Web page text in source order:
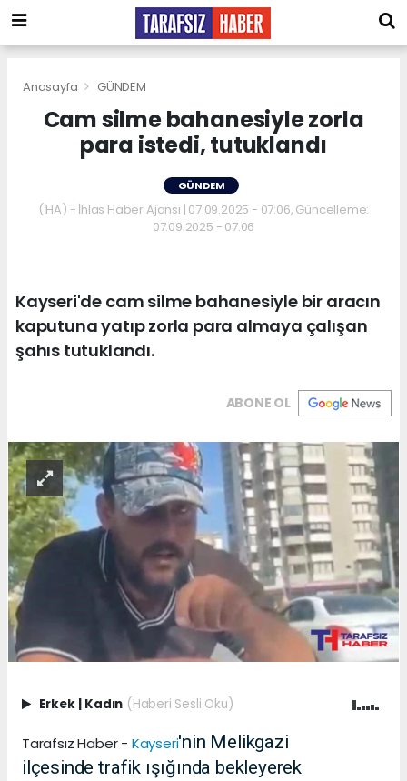
Anasayfa GÜNDEM
Cam silme bahanesiyle zorla
para istedi, tutuklandı
GÜNDEM
(İHA) - İhlas Haber Ajansı | 07.09.2025 - 07:06, Güncelleme:
07.09.2025 - 07:06
Kayseri'de cam silme bahanesiyle bir aracın
kaputuna yatıp zorla para almaya çalışan
şahıs tutuklandı.
ABONE OL
Erkek | Kadın (Haberi Sesli Oku)
Tarafsız Haber - Kayseri'nin Melikgazi
ilçesinde trafik ışığında bekleyerek